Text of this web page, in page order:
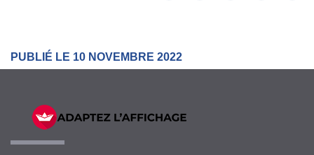
PUBLIÉ LE 10 NOVEMBRE 2022